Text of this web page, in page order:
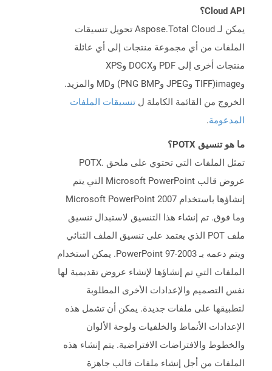
Cloud API؟
يمكن لـ Aspose.Total Cloud تحويل تنسيقات
الملفات من أي مجموعة منتجات إلى أي عائلة
منتجات أخرى إلى PDF وDOCX وXPS
وimage(TIFF وJPEG وPNG BMP) وMD والمزيد.
الخروج من القائمة الكاملة ل تنسيقات الملفات
المدعومة.
ما هو تنسيق POTX؟
تمثل الملفات التي تحتوي على ملحق .POTX
عروض قالب Microsoft PowerPoint التي يتم
إنشاؤها باستخدام Microsoft PowerPoint 2007
وما فوق. تم إنشاء هذا التنسيق لاستبدال تنسيق
ملف POT الذي يعتمد على تنسيق الملف الثنائي
ويتم دعمه بـ PowerPoint 97-2003. يمكن استخدام
الملفات التي تم إنشاؤها لإنشاء عروض تقديمية لها
نفس التصميم والإعدادات الأخرى المطلوبة
لتطبيقها على ملفات جديدة. يمكن أن تشمل هذه
الإعدادات الأنماط والخلفيات ولوحة الألوان
والخطوط والافتراضات الافتراضية. يتم إنشاء هذه
الملفات من أجل إنشاء ملفات قالب جاهزة